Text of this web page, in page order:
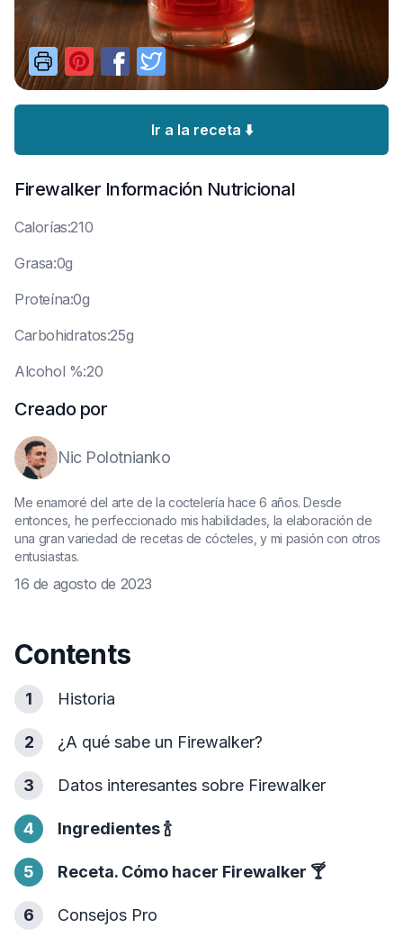
Ir a la receta ⬇️
Firewalker Información Nutricional
Calorías:210
Grasa:0g
Proteína:0g
Carbohidratos:25g
Alcohol %:20
Creado por
Nic Polotnianko
Me enamoré del arte de la coctelería hace 6 años. Desde
entonces, he perfeccionado mis habilidades, la elaboración de
una gran variedad de recetas de cócteles, y mi pasión con otros
entusiastas.
16 de agosto de 2023
Contents
1 Historia
2 ¿A qué sabe un Firewalker?
3 Datos interesantes sobre Firewalker
4 Ingredientes🍾
5 Receta. Cómo hacer Firewalker 🍸
6 Consejos Pro